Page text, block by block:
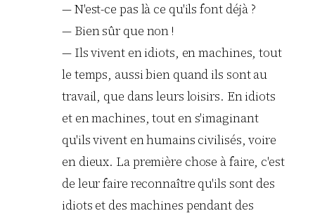
— N'est-ce pas là ce qu'ils font déjà ?
— Bien sûr que non !
— Ils vivent en idiots, en machines, tout
le temps, aussi bien quand ils sont au
travail, que dans leurs loisirs. En idiots
et en machines, tout en s'imaginant
qu'ils vivent en humains civilisés, voire
en dieux. La première chose à faire, c'est
de leur faire reconnaître qu'ils sont des
idiots et des machines pendant des